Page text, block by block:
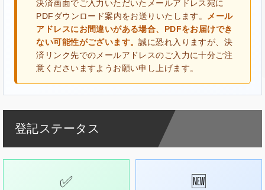
決済画面でご入力いただいたメールアドレス宛に
PDFダウンロード案内をお送りいたします。
メール
アドレスにお間違いがある場合、PDFをお届けでき
ない可能性がございます。誠に恐れ入りますが、決
済リンク先でのメールアドレスのご入力に十分ご注
意くださいますようお願い申し上げます。
登記ステータス
✅ 🆕